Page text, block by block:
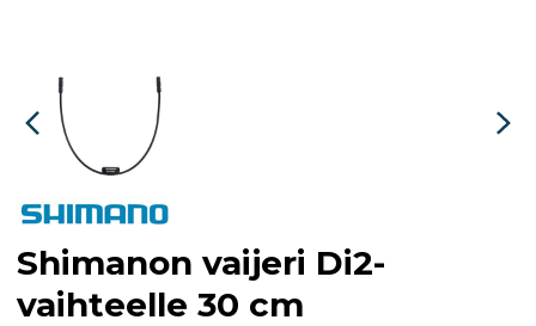
Shimanon vaijeri Di2-
vaihteelle 30 cm